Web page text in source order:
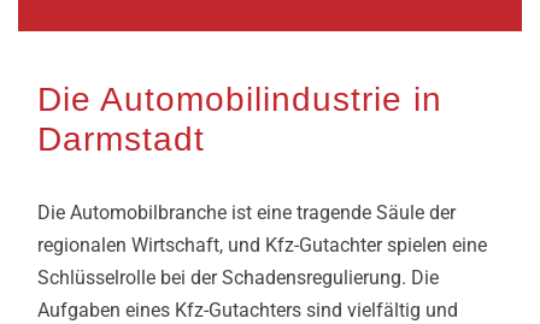
Die Automobilindustrie in
Darmstadt
Die Automobilbranche ist eine tragende Säule der
regionalen Wirtschaft, und Kfz-Gutachter spielen eine
Schlüsselrolle bei der Schadensregulierung. Die
Aufgaben eines Kfz-Gutachters sind vielfältig und